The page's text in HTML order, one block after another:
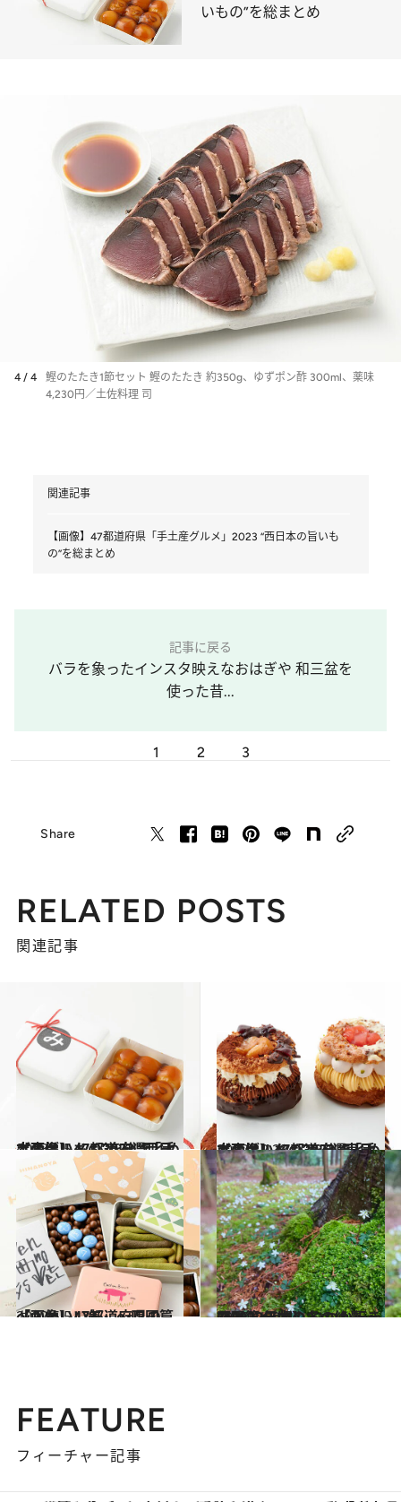
いもの”を総まとめ
4 / 4
鰹のたたき1節セット 鰹のたたき 約350g、ゆずポン酢 300ml、薬味
4,230円／土佐料理 司
関連記事
【画像】47都道府県「手土産グルメ」2023 “西日本の旨いも
の”を総まとめ
記事に戻る
バラを象ったインスタ映えなおはぎや 和三盆を
使った昔...
1 2 3
Share
RELATED POSTS
関連記事
2023.1.5
【画像】47都道府県「手土産グルメ」2023 “西日本の旨いもの”を総まとめ
グルメ 2022.12.23
【画像】47都道府県「手土産グルメ」2023 “東日本の旨いもの”を総まとめ
グルメ
2022.5.5
【画像】47都道府県の「かわいい缶」～四国篇～
グルメ 2023.1.20
【2022年版】 いつか行きたい！ 日本の冬の絶景 ～四国篇～
旅＆お出かけ
FEATURE
フィーチャー記事